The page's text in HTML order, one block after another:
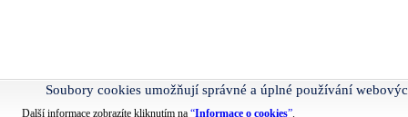
Soubory cookies umožňují správné a úplné používání
Další informace zobrazíte kliknutím na “Informace o cookies”.